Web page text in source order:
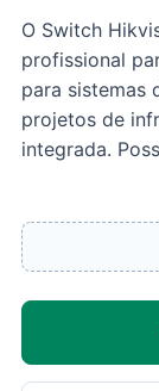
O Switch
profissional
para sistemas
projetos de
integrada.